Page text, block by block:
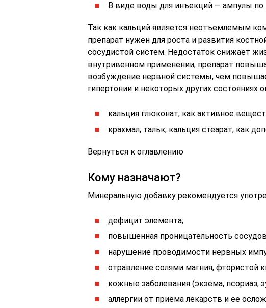
В виде воды для инъекций ― ампулы по
Так как кальций является неотъемлемым
препарат нужен для роста и развития
сосудистой систем. Недостаток снижает
внутривенном применении, препарат
возбуждение нервной системы, чем
гипертонии и некоторых других состояниях
кальция глюконат, как активное
крахмал, тальк, кальция стеарат, как
Вернуться к оглавлению
Кому назначают?
Минеральную добавку рекомендуется
дефицит элемента;
повышенная проницательность
нарушение проводимости нервных
отравление солями магния, фтористой
кожные заболевания (экзема, псориаз,
аллергии от приема лекарств и ее